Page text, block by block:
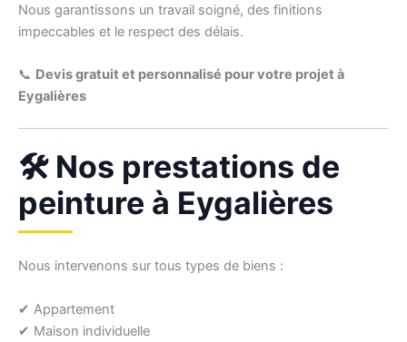
Nous garantissons un travail soigné, des finitions
impeccables et le respect des délais.
📞 Devis gratuit et personnalisé pour votre projet à
Eygalières
🛠 Nos prestations de
peinture à Eygalières
Nous intervenons sur tous types de biens :
✔ Appartement
✔ Maison individuelle